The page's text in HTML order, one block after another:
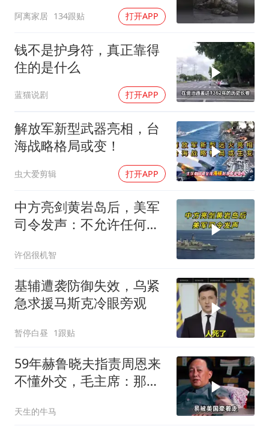
阿离家居 134跟贴 打开APP
钱不是护身符，真正靠得
住的是什么
蓝猫说剧 打开APP
解放军新型武器亮相，台
海战略格局或变！
虫大爱剪辑 打开APP
中方亮剑黄岩岛后，美军
司令发声：不允许任何国
许侶很机智
基辅遭袭防御失效，乌紧
急求援马斯克冷眼旁观
暂停白昼 1跟贴
59年赫鲁晓夫指责周恩来
不懂外交，毛主席：那我
天生的牛马